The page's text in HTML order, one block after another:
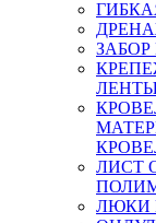
ЗАБОР
ЛИСТ
ЛЮКИ